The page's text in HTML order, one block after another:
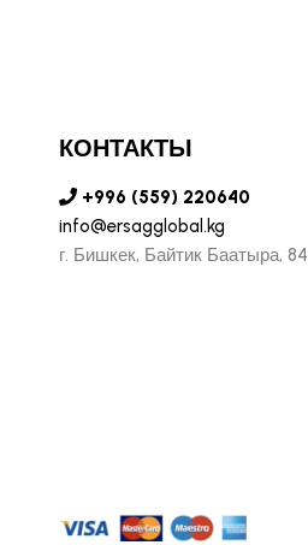
КОНТАКТЫ
+996 (559) 220640
info@ersagglobal.kg
г. ​Бишкек, Байтик Баатыра, 84